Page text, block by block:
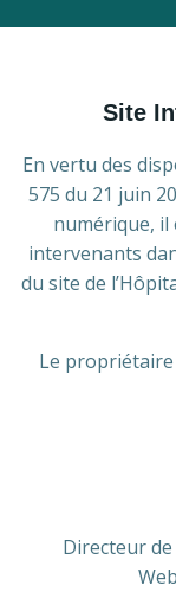
Site
En vertu des
575 du 21 juin
numérique, il
intervenants
du site de
Le
Directeur